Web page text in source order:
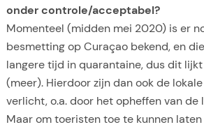
onder controle/acceptabel?
Momenteel (midden mei 2020) is er
besmetting op Curaçao bekend, en
langere tijd in quarantaine, dus dit
(meer). Hierdoor zijn dan ook de
verlicht, o.a. door het opheffen van de
Maar om toeristen toe te kunnen